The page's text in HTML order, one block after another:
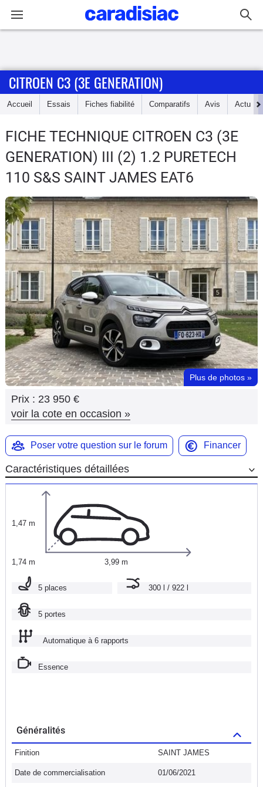
Accueil
Essais
Guide
d'achat
Electriques
Utilitaires
Flottes
Auto
Services
Forum
Moto
Marques
CITROEN C3 (3E GENERATION)
Accueil Essais Fiches fiabilité Comparatifs Avis Actu
FICHE TECHNIQUE CITROEN C3 (3E
GENERATION) III (2) 1.2 PURETECH
110 S&S SAINT JAMES EAT6
Plus de photos »
Prix : 23 950 €
voir la cote en occasion »
Poser votre question sur le forum Financer
Caractéristiques détaillées
1,47 m
1,74 m 3,99 m
5 places 300 l / 922 l
5 portes
Automatique à 6 rapports
Essence
Généralités
Finition SAINT JAMES
Date de commercialisation 01/06/2021